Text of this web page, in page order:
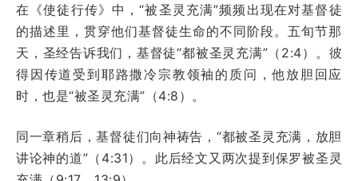
在《使徒行传》中，“被圣灵充满”频频出现在对基督徒
的描述里，贯穿他们基督徒生命的不同阶段。五旬节那
天，圣经告诉我们，基督徒“都被圣灵充满”（2:4）。彼
得因传道受到耶路撒冷宗教领袖的质问，他放胆回应
时，也是“被圣灵充满”（4:8）。
同一章稍后，基督徒们向神祷告，“都被圣灵充满，放胆
讲论神的道”（4:31）。此后经文又两次提到保罗被圣灵